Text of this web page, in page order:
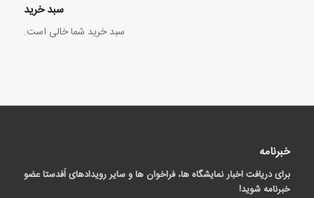
سبد خرید
سبد خرید شما خالی است.
خبرنامه
برای دریافت اخبار نمایشگاه ها، فراخوان ها و سایر رویدادهای اَفدستا عضو
خبرنامه شوید!